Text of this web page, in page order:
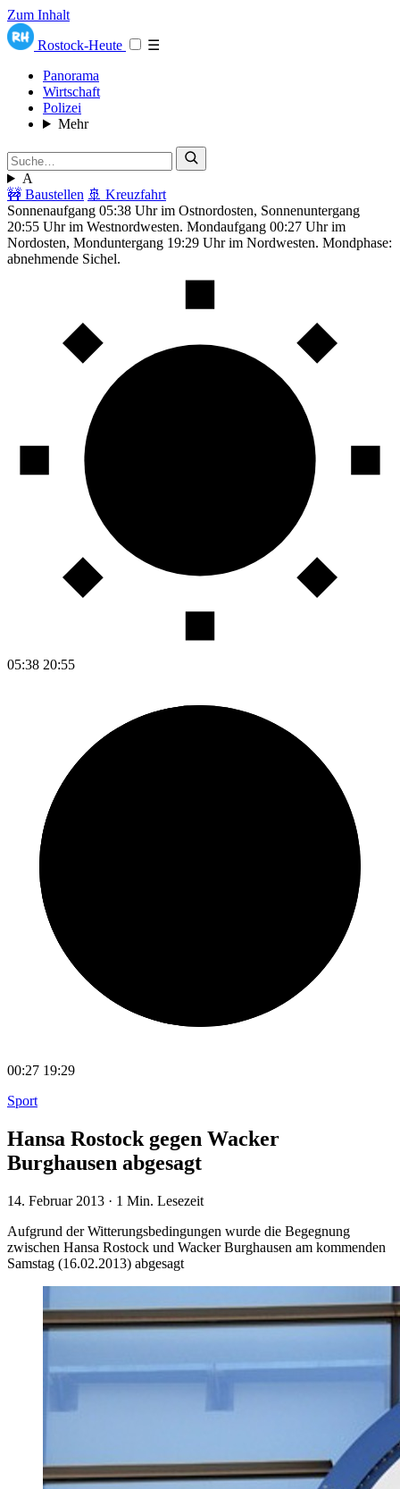
Zum Inhalt
Rostock-Heute
☰
Panorama
Wirtschaft
Polizei
Mehr
A
🚧 Baustellen 🚢 Kreuzfahrt
Sonnenaufgang 05:38 Uhr im Ostnordosten, Sonnenuntergang
20:55 Uhr im Westnordwesten. Mondaufgang 00:27 Uhr im
Nordosten, Monduntergang 19:29 Uhr im Nordwesten. Mondphase:
abnehmende Sichel.
05:38 20:55
00:27 19:29
Sport
Hansa Rostock gegen Wacker
Burghausen abgesagt
14. Februar 2013 · 1 Min. Lesezeit
Aufgrund der Witterungsbedingungen wurde die Begegnung
zwischen Hansa Rostock und Wacker Burghausen am kommenden
Samstag (16.02.2013) abgesagt